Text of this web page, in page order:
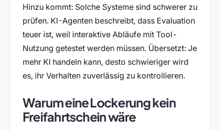
Hinzu kommt: Solche Systeme sind schwerer zu
prüfen. KI-Agenten beschreibt, dass Evaluation
teuer ist, weil interaktive Abläufe mit Tool-
Nutzung getestet werden müssen. Übersetzt: Je
mehr KI handeln kann, desto schwieriger wird
es, ihr Verhalten zuverlässig zu kontrollieren.
Warum eine Lockerung kein
Freifahrtschein wäre